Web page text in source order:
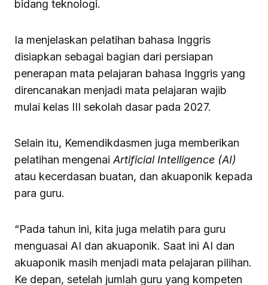
bidang teknologi.
Ia menjelaskan pelatihan bahasa Inggris
disiapkan sebagai bagian dari persiapan
penerapan mata pelajaran bahasa Inggris yang
direncanakan menjadi mata pelajaran wajib
mulai kelas III sekolah dasar pada 2027.
Selain itu, Kemendikdasmen juga memberikan
pelatihan mengenaiArtificial Intelligence (AI)
atau kecerdasan buatan, dan akuaponik kepada
para guru.
“Pada tahun ini, kita juga melatih para guru
menguasai AI dan akuaponik. Saat ini AI dan
akuaponik masih menjadi mata pelajaran pilihan.
Ke depan, setelah jumlah guru yang kompeten